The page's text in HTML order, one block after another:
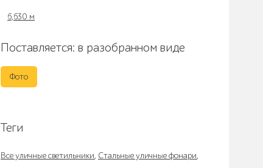
6,630 м
Поставляется: в разобранном виде
Фото
Теги
Все уличные светильники, Стальные уличные фонари,